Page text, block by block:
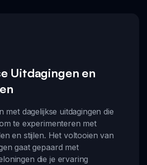
Uitdagingen en
met dagelijkse uitdagingen die
te experimenteren met
en stijlen. Het voltooien van
gaat gepaard met
die je ervaring